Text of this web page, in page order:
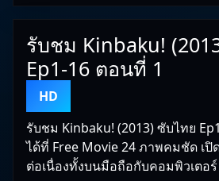
รับชม Kinbaku!
Ep1-16 ตอนที่ 1
HD
รับชม Kinbaku! (2013) ซับไทย
ได้ที่ Free Movie 24 ภาพคมชัด เปิ
ต่อเนื่องทั้งบนมือถือกับคอมพิวเตอร์